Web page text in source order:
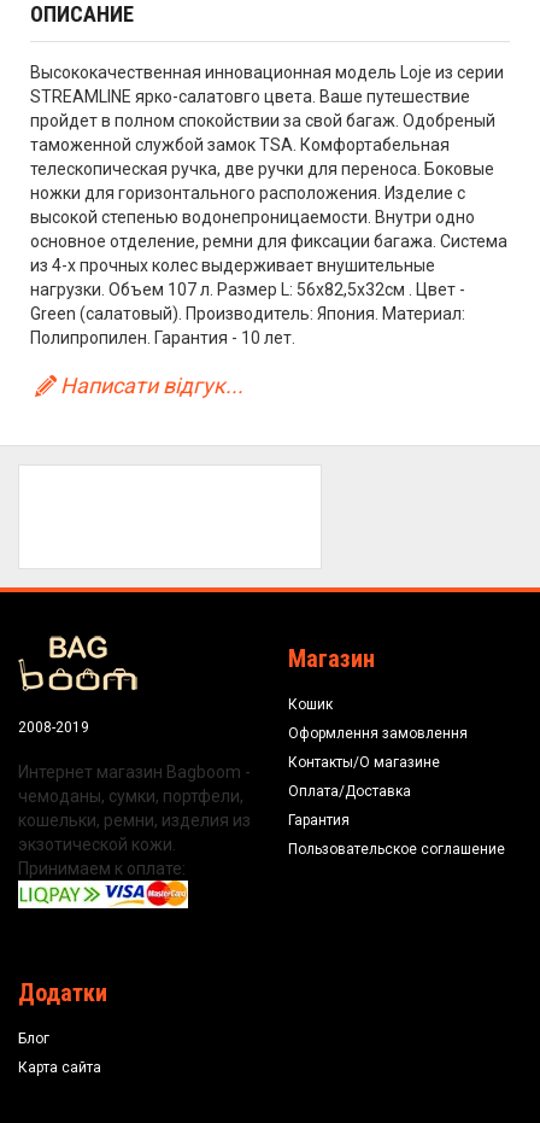
ОПИСАНИЕ
Высококачественная инновационная модель Loje из серии
STREAMLINE ярко-салатовго цвета. Ваше путешествие
пройдет в полном спокойствии за свой багаж. Одобреный
таможенной службой замок TSA. Комфортабельная
телескопическая ручка, две ручки для переноса. Боковые
ножки для горизонтального расположения. Изделие с
высокой степенью водонепроницаемости. Внутри одно
основное отделение, ремни для фиксации багажа. Система
из 4-х прочных колес выдерживает внушительные
нагрузки. Объем 107 л. Размер L: 56x82,5x32см . Цвет -
Green (салатовый). Производитель: Япония. Материал:
Полипропилен. Гарантия - 10 лет.
Написати відгук...
2008-2019
Интернет магазин Bagboom -
чемоданы, сумки, портфели,
кошельки, ремни, изделия из
экзотической кожи.
Принимаем к оплате:
Магазин
Кошик
Оформлення замовлення
Контакты/О магазине
Оплата/Доставка
Гарантия
Пользовательское соглашение
Додатки
Блог
Карта сайта